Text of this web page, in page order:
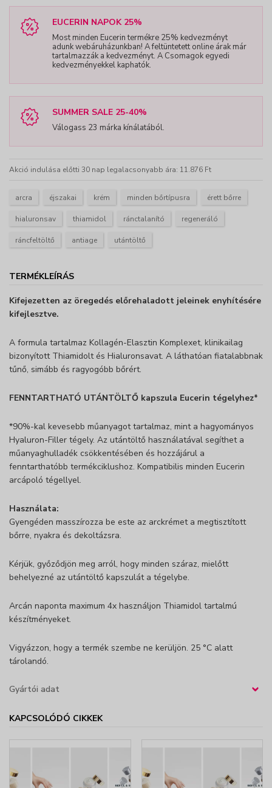
EUCERIN NAPOK 25%
Most minden Eucerin termékre 25% kedvezményt
adunk webáruházunkban! A feltüntetett online árak már
tartalmazzák a kedvezményt. A Csomagok egyedi
kedvezményekkel kaphatók.
SUMMER SALE 25-40%
Válogass 23 márka kínálatából.
Akció indulása előtti 30 nap legalacsonyabb ára: 11.876 Ft
arcra éjszakai krém minden bőrtípusra érett bőrre
hialuronsav thiamidol ránctalanító regeneráló
ráncfeltöltő antiage utántöltő
TERMÉKLEÍRÁS
Kifejezetten az öregedés előrehaladott jeleinek enyhítésére
kifejlesztve.
A formula tartalmaz Kollagén-Elasztin Komplexet, klinikailag
bizonyított Thiamidolt és Hialuronsavat. A láthatóan fiatalabbnak
tűnő, simább és ragyogóbb bőrért.
FENNTARTHATÓ UTÁNTÖLTŐ kapszula Eucerin tégelyhez*
*90%-kal kevesebb műanyagot tartalmaz, mint a hagyományos
Hyaluron-Filler tégely. Az utántöltő használatával segíthet a
műanyaghulladék csökkentésében és hozzájárul a
fenntarthatóbb termékciklushoz. Kompatibilis minden Eucerin
arcápoló tégellyel.
Használata:
Gyengéden masszírozza be este az arckrémet a megtisztított
bőrre, nyakra és dekoltázsra.
Kérjük, győződjön meg arról, hogy minden száraz, mielőtt
behelyezné az utántöltő kapszulát a tégelybe.
Arcán naponta maximum 4x használjon Thiamidol tartalmú
készítményeket.
Vigyázzon, hogy a termék szembe ne kerüljön. 25 °C alatt
tárolandó.
Gyártói adat ›
KAPCSOLÓDÓ CIKKEK